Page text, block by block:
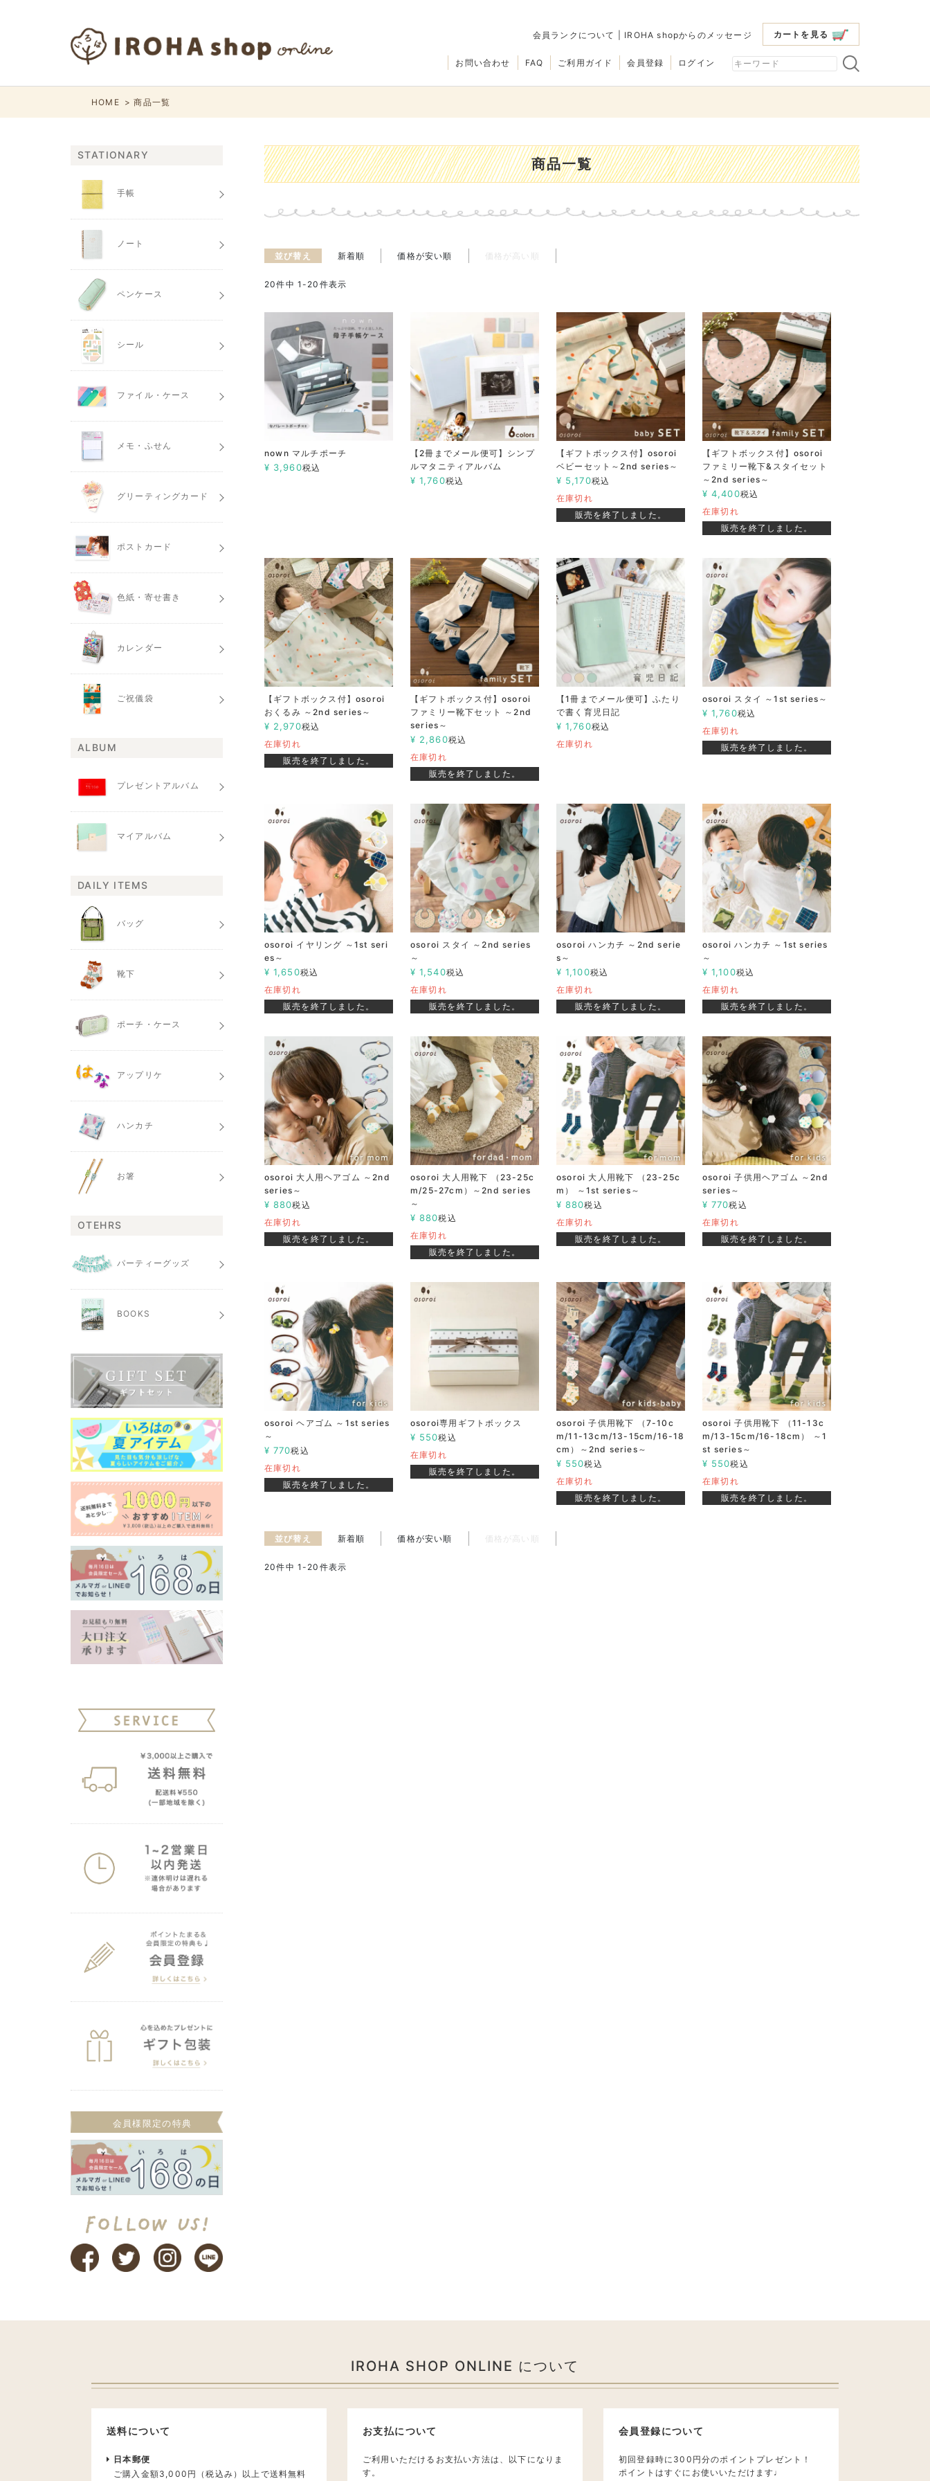
カートを見る
会員ランクについて IROHA shopからのメッセージ
会員登録 ログイン
ご利用ガイド
FAQ
お問い合わせ
HOME 商品一覧
商品一覧
並び替え 新着順 価格が安い順 価格が高い順
20件中 1- 20 件表示
nown マルチポーチ
¥ 3,960税込
【2冊までメール便可】シンプ
ルマタニティアルバム
¥ 1,760税込
【ギフトボックス付】osoroi
ベビーセット～2nd series～
¥ 5,170税込
在庫切れ
販売を終了しました。
【ギフトボックス付】osoroi
ファミリー靴下&スタイセット
～2nd series～
¥ 4,400税込
在庫切れ
販売を終了しました。
【ギフトボックス付】osoroi
おくるみ ～2nd series～
¥ 2,970税込
在庫切れ
販売を終了しました。
【ギフトボックス付】osoroi
ファミリー靴下セット ～2nd
series～
¥ 2,860税込
在庫切れ
販売を終了しました。
【1冊までメール便可】ふたり
で書く育児日記
¥ 1,760税込
在庫切れ
osoroi スタイ ～1st series～
¥ 1,760税込
在庫切れ
販売を終了しました。
osoroi イヤリング ～1st seri
es～
¥ 1,650税込
在庫切れ
販売を終了しました。
osoroi スタイ ～2nd series
～
¥ 1,540税込
在庫切れ
販売を終了しました。
osoroi ハンカチ ～2nd serie
s～
¥ 1,100税込
在庫切れ
販売を終了しました。
osoroi ハンカチ ～1st series
～
¥ 1,100税込
在庫切れ
販売を終了しました。
osoroi 大人用ヘアゴム ～2nd
series～
¥ 880税込
在庫切れ
販売を終了しました。
osoroi 大人用靴下 （23-25c
m/25-27cm）～2nd series
～
¥ 880税込
在庫切れ
販売を終了しました。
osoroi 大人用靴下 （23-25c
m） ～1st series～
¥ 880税込
在庫切れ
販売を終了しました。
osoroi 子供用ヘアゴム ～2nd
series～
¥ 770税込
在庫切れ
販売を終了しました。
osoroi ヘアゴム ～1st series
～
¥ 770税込
在庫切れ
販売を終了しました。
osoroi専用ギフトボックス
¥ 550税込
在庫切れ
販売を終了しました。
osoroi 子供用靴下 （7-10c
m/11-13cm/13-15cm/16-18
cm）～2nd series～
¥ 550税込
在庫切れ
販売を終了しました。
osoroi 子供用靴下 （11-13c
m/13-15cm/16-18cm） ～1
st series～
¥ 550税込
在庫切れ
販売を終了しました。
並び替え 新着順 価格が安い順 価格が高い順
20件中 1- 20 件表示
STATIONARY
手帳
ノート
ペンケース
シール
ファイル・ケース
メモ・ふせん
グリーティングカード
ポストカード
色紙・寄せ書き
カレンダー
ご祝儀袋
ALBUM
プレゼントアルバム
マイアルバム
DAILY ITEMS
バッグ
靴下
ポーチ・ケース
アップリケ
ハンカチ
お箸
OTEHRS
パーティーグッズ
BOOKS
会員様限定の特典
IROHA SHOP ONLINE について
送料について
日本郵便
ご購入金額3,000円（税込み）以上で送料無料
お支払について
ご利用いただけるお支払い方法は、以下になりま
す。
会員登録について
初回登録時に300円分のポイントプレゼント！
ポイントはすぐにお使いいただけます♩